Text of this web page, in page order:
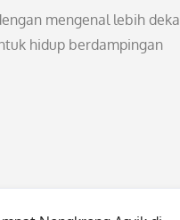
mengenal lebih
hidup berdampingan